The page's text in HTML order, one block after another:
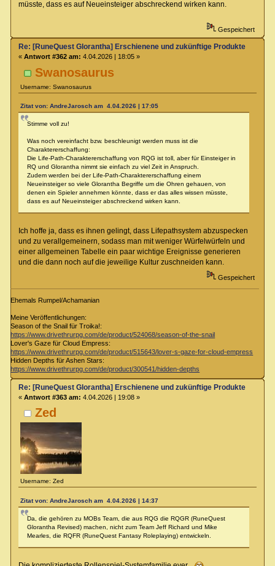
müsste, dass es auf Neueinsteiger abschreckend wirken kann.
Gespeichert
Swanosaurus
Username: Swanosaurus
Re: [RuneQuest Glorantha] Erschienene und zukünftige Produkte
« Antwort #362 am: 4.04.2026 | 18:05 »
Zitat von: AndreJarosch am 4.04.2026 | 17:05
Stimme voll zu!
Was noch vereinfacht bzw. beschleunigt werden muss ist die
Charaktererschaffung:
Die Life-Path-Charaktererschaffung von RQG ist toll, aber für Einsteiger in
RQ und Glorantha nimmt sie einfach zu viel Zeit in Anspruch.
Zudem werden bei der Life-Path-Charaktererschaffung einem
Neueinsteiger so viele Glorantha Begriffe um die Ohren gehauen, von
denen ein Spieler annehmen könnte, dass er das alles wissen müsste,
dass es auf Neueinsteiger abschreckend wirken kann.
Ich hoffe ja, dass es ihnen gelingt, dass Lifepathsystem abzuspecken
und zu verallgemeinern, sodass man mit weniger Würfelwürfeln und
einer allgemeinen Tabelle ein paar wichtige Ereignisse generieren
und die dann noch auf die jeweilige Kultur zuschneiden kann.
Gespeichert
Ehemals Rumpel/Achamanian
Meine Veröffentlichungen:
Season of the Snail für Troika!:
https://www.drivethrurpg.com/de/product/524068/season-of-the-snail
Lover's Gaze für Cloud Empress:
https://www.drivethrurpg.com/de/product/515643/lover-s-gaze-for-cloud-empress
Hidden Depths für Ashen Stars:
https://www.drivethrurpg.com/de/product/300541/hidden-depths
Zed
Username: Zed
Re: [RuneQuest Glorantha] Erschienene und zukünftige Produkte
« Antwort #363 am: 4.04.2026 | 19:08 »
Zitat von: AndreJarosch am 4.04.2026 | 14:37
Da, die gehören zu MOBs Team, die aus RQG die RQGR (RuneQuest
Glorantha Revised) machen, nicht zum Team Jeff Richard und Mike
Mearles, die RQFR (RuneQuest Fantasy Roleplaying) entwickeln.